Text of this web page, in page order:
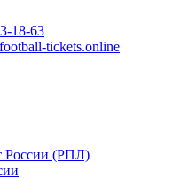
18-63
tickets.online
России (РПЛ)